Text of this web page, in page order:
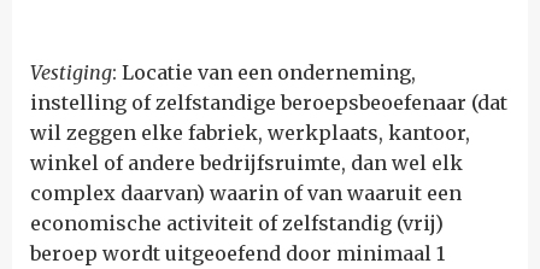
Vestiging: Locatie van een onderneming,
instelling of zelfstandige beroepsbeoefenaar (dat
wil zeggen elke fabriek, werkplaats, kantoor,
winkel of andere bedrijfsruimte, dan wel elk
complex daarvan) waarin of van waaruit een
economische activiteit of zelfstandig (vrij)
beroep wordt uitgeoefend door minimaal 1